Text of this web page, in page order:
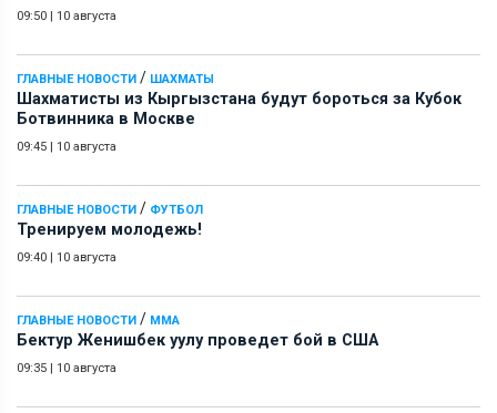
09:50 | 10 августа
ГЛАВНЫЕ НОВОСТИ / ШАХМАТЫ
Шахматисты из Кыргызстана будут бороться за Кубок
Ботвинника в Москве
09:45 | 10 августа
ГЛАВНЫЕ НОВОСТИ / ФУТБОЛ
Тренируем молодежь!
09:40 | 10 августа
ГЛАВНЫЕ НОВОСТИ / ММА
Бектур Женишбек уулу проведет бой в США
09:35 | 10 августа